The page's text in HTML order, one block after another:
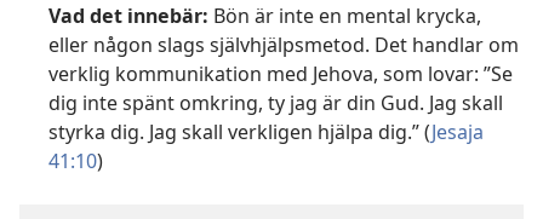
Vad det innebär: Bön är inte en mental krycka,
eller någon slags självhjälpsmetod. Det handlar om
verklig kommunikation med Jehova, som lovar: ”Se
dig inte spänt omkring, ty jag är din Gud. Jag skall
styrka dig. Jag skall verkligen hjälpa dig.” (Jesaja
41:10)